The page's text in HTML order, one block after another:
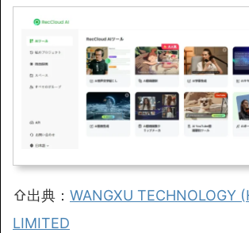
⇧出典： WANGXU TECHNOLOGY
LIMITED